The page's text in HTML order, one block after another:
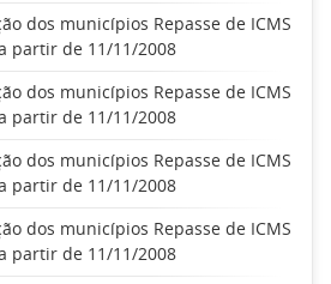
dos municípios Repasse de ICMS
partir de 11/11/2008
dos municípios Repasse de ICMS
partir de 11/11/2008
dos municípios Repasse de ICMS
partir de 11/11/2008
dos municípios Repasse de ICMS
partir de 11/11/2008